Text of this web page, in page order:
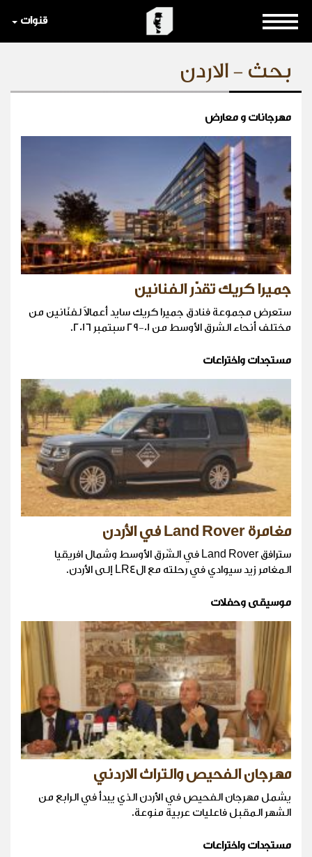
قنوات
بحث - الاردن
مهرجانات و معارض
جميرا كريك تقدّر الفنانين
ستعرض مجموعة فنادق جميرا كريك سايد أعمالاً لفنّانين من
مختلف أنحاء الشرق الأوسط من 01-29 سبتمبر 2016.
مستجدات واختراعات
مغامرة Land Rover في الأردن
سترافق Land Rover في الشّرق الأوسط وشمال افريقيا
المغامر زيد سيوادي في رحلته مع الLR4 إلى الأردن.
موسيقى وحفلات
مهرجان الفحيص والتراث الاردني
يشمل مهرجان الفحيص في الأردن الذي يبدأ في الرابع من
الشهر المقبل فاعليات عربية منوعة.
مستجدات واختراعات